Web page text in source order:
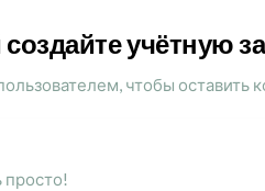
учётную
чтобы оставить
просто!